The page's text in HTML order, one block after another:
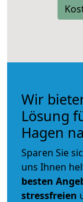
Wir
Lösung
Hagen
Sparen Sie
uns Ihnen
besten
stressfreien